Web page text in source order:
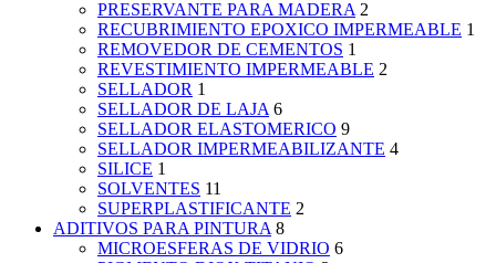
PRESERVANTE PARA MADERA 2
RECUBRIMIENTO EPOXICO IMPERMEABLE 1
REMOVEDOR DE CEMENTOS 1
REVESTIMIENTO IMPERMEABLE 2
SELLADOR 1
SELLADOR DE LAJA 6
SELLADOR ELASTOMERICO 9
SELLADOR IMPERMEABILIZANTE 4
SILICE 1
SOLVENTES 11
SUPERPLASTIFICANTE 2
ADITIVOS PARA PINTURA 8
MICROESFERAS DE VIDRIO 6